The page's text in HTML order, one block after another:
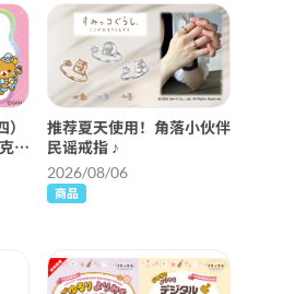
麦
推荐夏天使用！角落小伙伴
民谣戒指 ♪
2026/08/06
商品